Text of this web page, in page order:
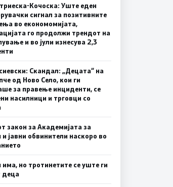
Кочоска: Уште еден
сигнал за позитивните
во економомијата,
го продолжи трендот на
и во јули изнесува 2,3
Скандал: „Децата“ на
од Ново Село, кои ги
за правење инциденти, се
насилници и трговци со
закон за Академијата за
и јавни обвинители наскоро во
има, но тротинетите се уште ги
деца